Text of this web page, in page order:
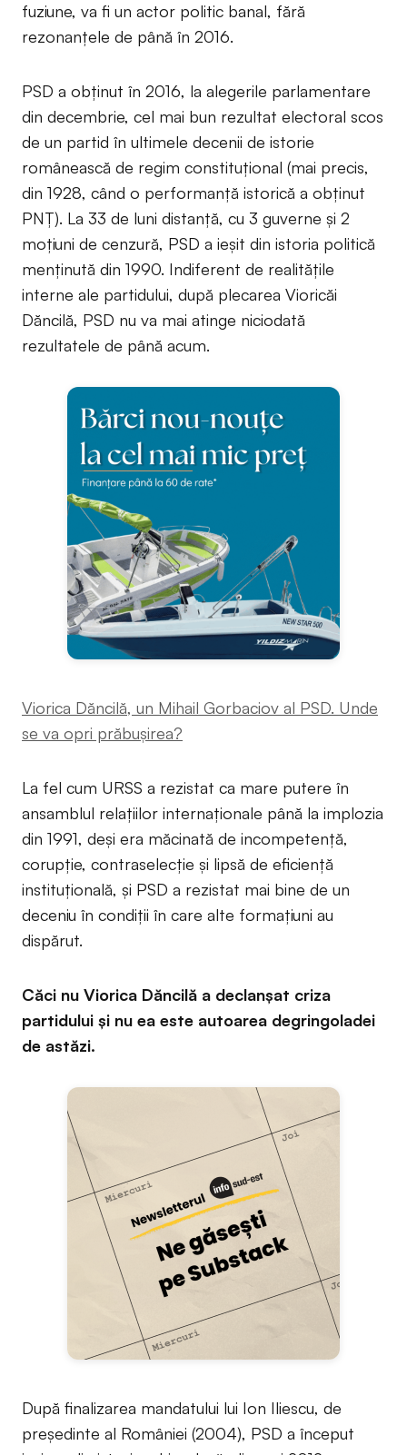
fuziune, va fi un actor politic banal, fără
rezonanţele de până în 2016.
PSD a obţinut în 2016, la alegerile parlamentare
din decembrie, cel mai bun rezultat electoral scos
de un partid în ultimele decenii de istorie
românească de regim constituţional (mai precis,
din 1928, când o performanţă istorică a obţinut
PNŢ). La 33 de luni distanţă, cu 3 guverne şi 2
moţiuni de cenzură, PSD a ieşit din istoria politică
menţinută din 1990. Indiferent de realităţile
interne ale partidului, după plecarea Vioricăi
Dăncilă, PSD nu va mai atinge niciodată
rezultatele de până acum.
Viorica Dăncilă, un Mihail Gorbaciov al PSD. Unde
se va opri prăbuşirea?
La fel cum URSS a rezistat ca mare putere în
ansamblul relaţiilor internaţionale până la implozia
din 1991, deşi era măcinată de incompetenţă,
corupţie, contraselecţie şi lipsă de eficienţă
instituţională, şi PSD a rezistat mai bine de un
deceniu în condiţii în care alte formaţiuni au
dispărut.
Căci nu Viorica Dăncilă a declanşat criza
partidului şi nu ea este autoarea degringoladei
de astăzi.
După finalizarea mandatului lui Ion Iliescu, de
preşedinte al României (2004), PSD a început